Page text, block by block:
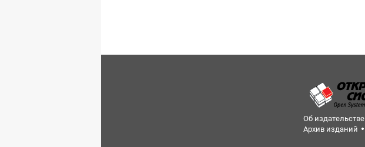
Об издательстве
Архив изданий